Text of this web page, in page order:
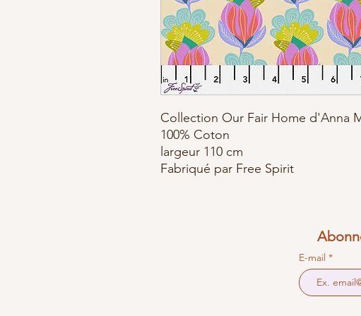
Collection Our Fair Home d'Anna
100% Coton
largeur 110 cm
Fabriqué par Free Spirit
E-mail